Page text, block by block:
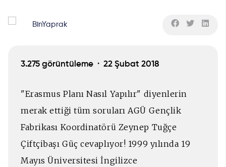
BinYaprak
3.275 görüntüleme · 22 Şubat 2018
"Erasmus Planı Nasıl Yapılır" diyenlerin
merak ettiği tüm soruları AGÜ Gençlik
Fabrikası Koordinatörü Zeynep Tuğçe
Çiftçibaşı Güç cevaplıyor! 1999 yılında 19
Mayıs Üniversitesi İngilizce